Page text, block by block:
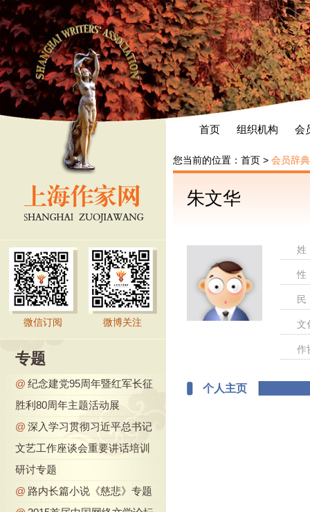
首页 组织机构 会
微信订阅 微博关注
专题
@ 纪念建党95周年暨红军长征
胜利80周年主题活动展
@ 深入学习贯彻习近平总书记
文艺工作座谈会重要讲话培训
研讨专题
@ 路内长篇小说《慈悲》专题
您当前的位置： 首页 > 会员辞典
朱文华
文
作
个人主页